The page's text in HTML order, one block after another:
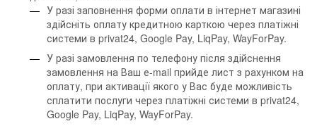
У разі заповнення форми оплати в інтернет магазині
здійсніть оплату кредитною карткою через платіжні
системи в privat24, Google Pay, LiqPay, WayForPay.
У разі замовлення по телефону після здійснення
замовлення на Ваш е-mail прийде лист з рахунком на
оплату, при активації якого у Вас буде можливість
сплатити послуги через платіжні системи в privat24,
Google Pay, LiqPay, WayForPay.